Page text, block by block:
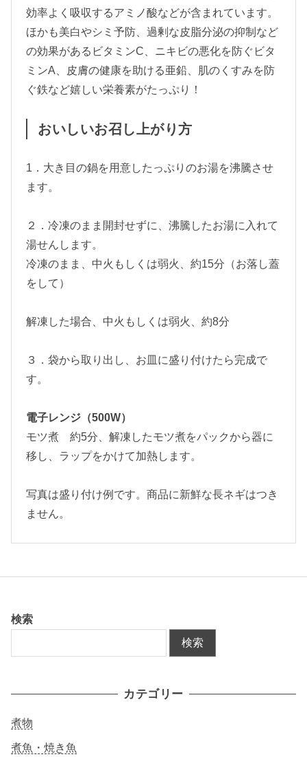
効率よく吸収するアミノ酸などが含まれています。
ほかも美白やシミ予防、過剰な皮脂分泌の抑制など
の効果があるビタミンC、ニキビの悪化を防ぐビタ
ミンA、皮膚の健康を助ける亜鉛、肌のくすみを防
ぐ鉄など嬉しい栄養素がたっぷり！
おいしいお召し上がり方
1．大き目の鍋を用意したっぷりのお湯を沸騰させ
ます。
２．冷凍のまま開封せずに、沸騰したお湯に入れて
湯せんします。
冷凍のまま、中火もしくは弱火、約15分（お落し蓋
をして）
解凍した場合、中火もしくは弱火、約8分
３．袋から取り出し、お皿に盛り付けたら完成で
す。
電子レンジ（500W）
モツ煮 約5分、解凍したモツ煮をパックから器に
移し、ラップをかけて加熱します。
写真は盛り付け例です。商品に新鮮な長ネギはつき
ません。
検索
検索
カテゴリー
煮物
煮魚・焼き魚